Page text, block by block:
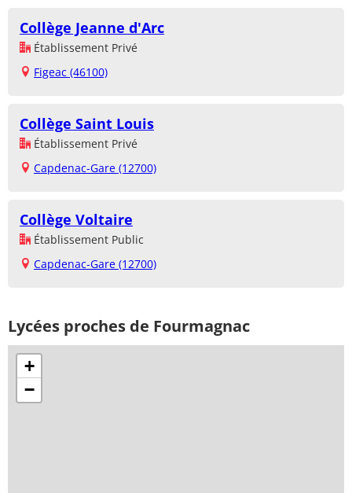
Collège Jeanne d'Arc
Établissement Privé
Figeac (46100)
Collège Saint Louis
Établissement Privé
Capdenac-Gare (12700)
Collège Voltaire
Établissement Public
Capdenac-Gare (12700)
Lycées proches de Fourmagnac
+
−